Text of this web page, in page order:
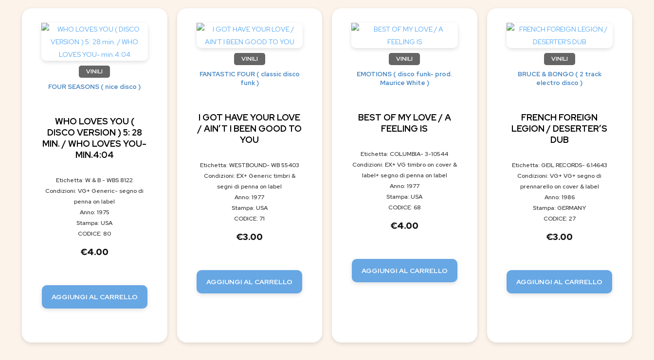
VINILI
FOUR SEASONS ( nice disco )
WHO LOVES YOU (
DISCO VERSION ) 5: 28
MIN. / WHO LOVES YOU-
MIN.4:04
Etichetta: W & B - WBS 8122
Condizioni: VG+ Generic- segno di
penna on label
Anno: 1975
Stampa: USA
CODICE: 80
€4.00
AGGIUNGI AL CARRELLO
VINILI
FANTASTIC FOUR ( classic disco
funk )
I GOT HAVE YOUR LOVE
/ AIN’T I BEEN GOOD TO
YOU
Etichetta: WESTBOUND- WB 55403
Condizioni: EX+ Generic timbri &
segni di penna on label
Anno: 1977
Stampa: USA
CODICE: 71
€3.00
AGGIUNGI AL CARRELLO
VINILI
EMOTIONS ( disco funk- prod.
Maurice White )
BEST OF MY LOVE / A
FEELING IS
Etichetta: COLUMBIA- 3-10544
Condizioni: EX+ VG timbro on cover &
label+ segno di penna on label
Anno: 1977
Stampa: USA
CODICE: 68
€4.00
AGGIUNGI AL CARRELLO
VINILI
BRUCE & BONGO ( 2 track
electro disco )
FRENCH FOREIGN
LEGION / DESERTER’S
DUB
Etichetta: GEIL RECORDS- 6.14643
Condizioni: VG+ VG+ segno di
prennarello on cover & label
Anno: 1986
Stampa: GERMANY
CODICE: 27
€3.00
AGGIUNGI AL CARRELLO